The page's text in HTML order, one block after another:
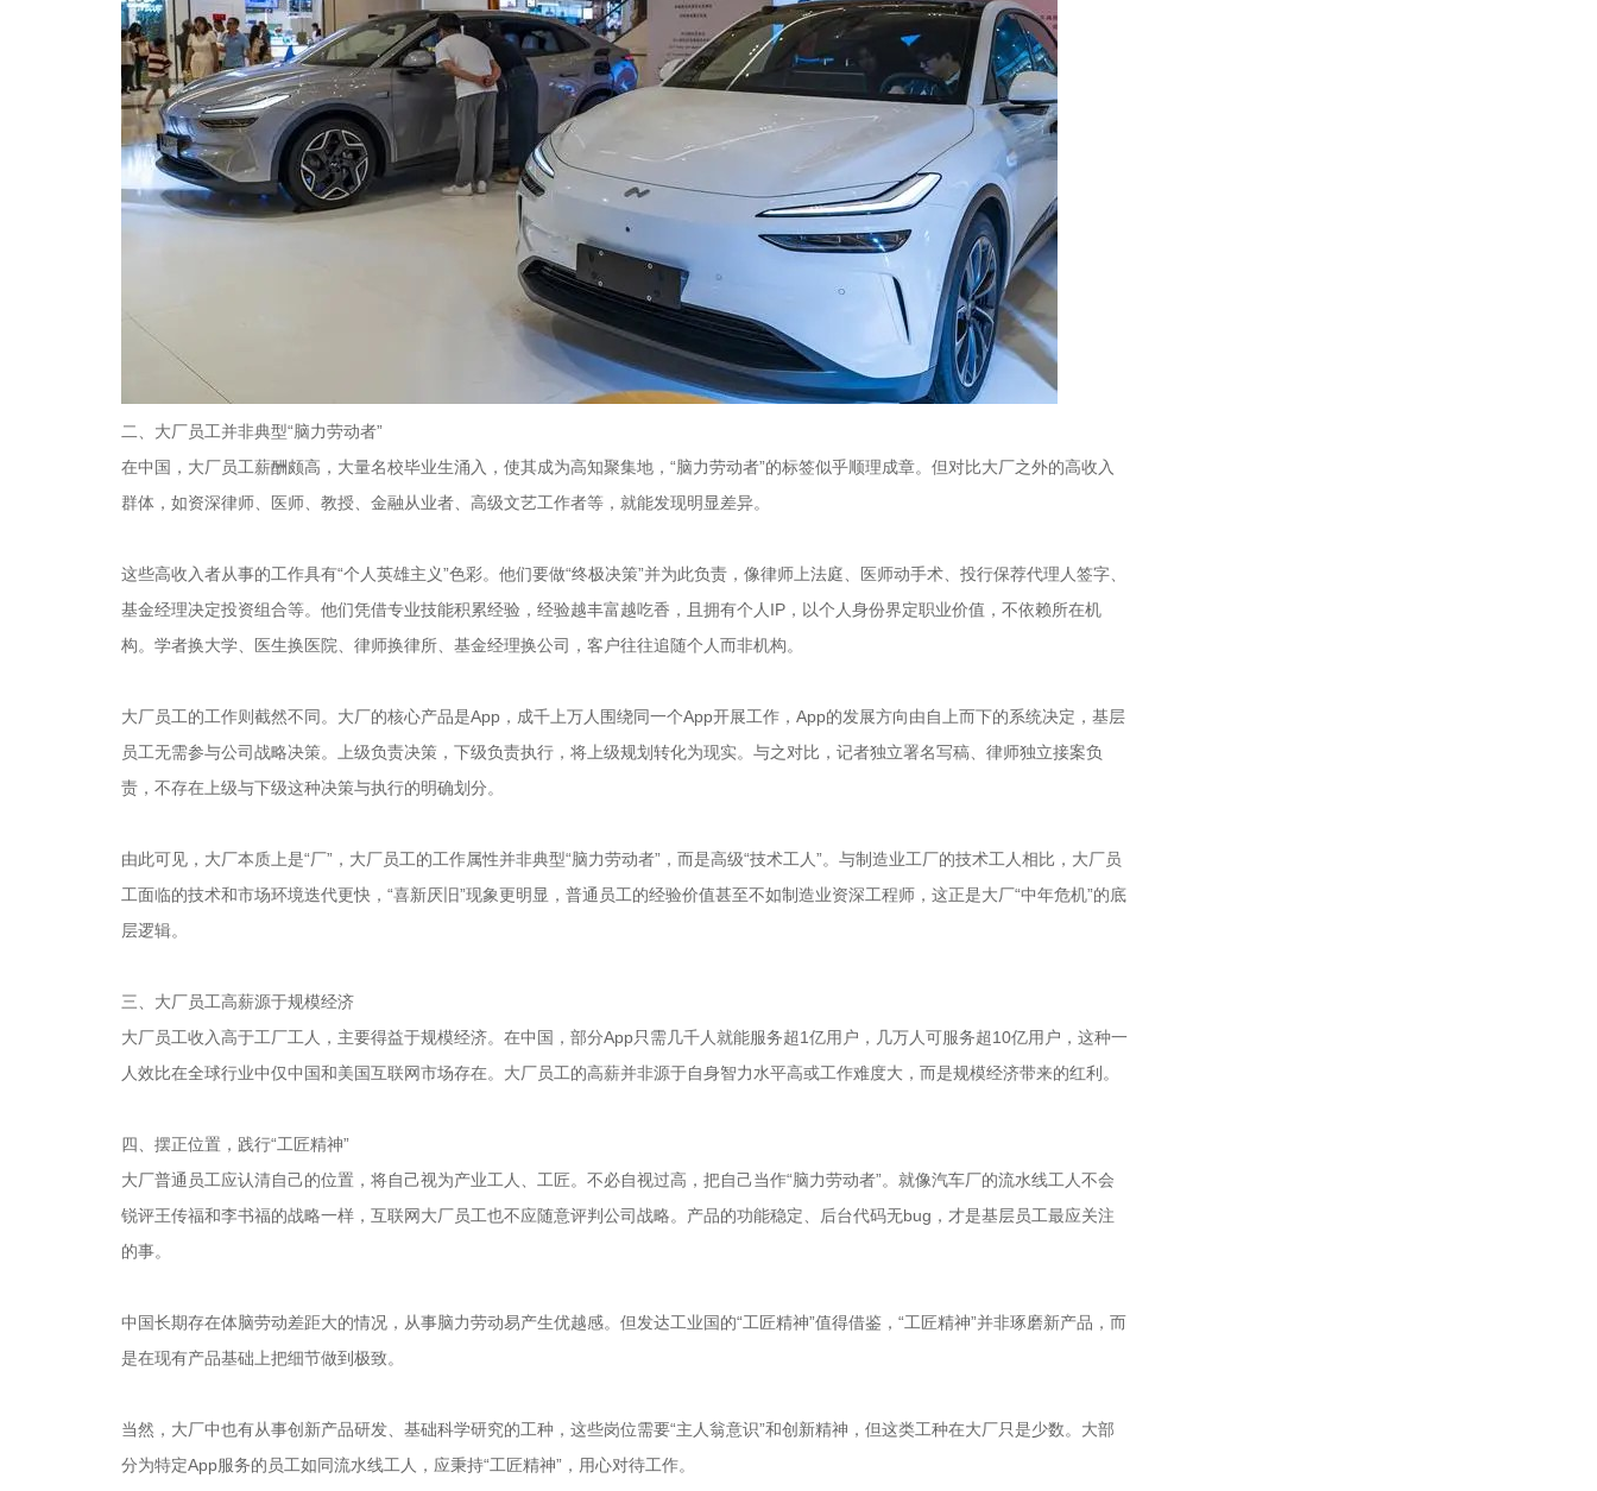
二、大厂员工并非典型“脑力劳动者”
在中国，大厂员工薪酬颇高，大量名校毕业生涌入，使其成为高知聚集地，“脑力劳动者”的标签似乎顺理成章。但对比大厂之外的高收入
群体，如资深律师、医师、教授、金融从业者、高级文艺工作者等，就能发现明显差异。
这些高收入者从事的工作具有“个人英雄主义”色彩。他们要做“终极决策”并为此负责，像律师上法庭、医师动手术、投行保荐代理人签字、
基金经理决定投资组合等。他们凭借专业技能积累经验，经验越丰富越吃香，且拥有个人IP，以个人身份界定职业价值，不依赖所在机
构。学者换大学、医生换医院、律师换律所、基金经理换公司，客户往往追随个人而非机构。
大厂员工的工作则截然不同。大厂的核心产品是App，成千上万人围绕同一个App开展工作，App的发展方向由自上而下的系统决定，基层
员工无需参与公司战略决策。上级负责决策，下级负责执行，将上级规划转化为现实。与之对比，记者独立署名写稿、律师独立接案负
责，不存在上级与下级这种决策与执行的明确划分。
由此可见，大厂本质上是“厂”，大厂员工的工作属性并非典型“脑力劳动者”，而是高级“技术工人”。与制造业工厂的技术工人相比，大厂员
工面临的技术和市场环境迭代更快，“喜新厌旧”现象更明显，普通员工的经验价值甚至不如制造业资深工程师，这正是大厂“中年危机”的底
层逻辑。
三、大厂员工高薪源于规模经济
大厂员工收入高于工厂工人，主要得益于规模经济。在中国，部分App只需几千人就能服务超1亿用户，几万人可服务超10亿用户，这种一
人效比在全球行业中仅中国和美国互联网市场存在。大厂员工的高薪并非源于自身智力水平高或工作难度大，而是规模经济带来的红利。
四、摆正位置，践行“工匠精神”
大厂普通员工应认清自己的位置，将自己视为产业工人、工匠。不必自视过高，把自己当作“脑力劳动者”。就像汽车厂的流水线工人不会
锐评王传福和李书福的战略一样，互联网大厂员工也不应随意评判公司战略。产品的功能稳定、后台代码无bug，才是基层员工最应关注
的事。
中国长期存在体脑劳动差距大的情况，从事脑力劳动易产生优越感。但发达工业国的“工匠精神”值得借鉴，“工匠精神”并非琢磨新产品，而
是在现有产品基础上把细节做到极致。
当然，大厂中也有从事创新产品研发、基础科学研究的工种，这些岗位需要“主人翁意识”和创新精神，但这类工种在大厂只是少数。大部
分为特定App服务的员工如同流水线工人，应秉持“工匠精神”，用心对待工作。